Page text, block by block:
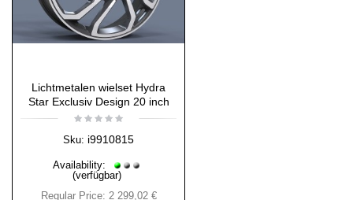
Lichtmetalen wielset Hydra
Star Exclusiv Design 20 inch
Sku: i9910815
Availability:
(verfügbar)
Regular Price: 2 299,02 €